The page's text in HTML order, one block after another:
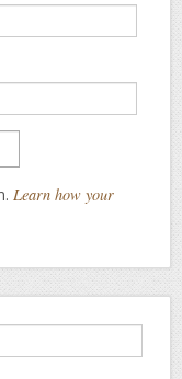
Learn how your